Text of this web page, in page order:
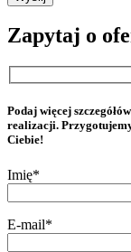
Zapytaj o
Podaj więcej
realizacji.
Ciebie!
Imię*
E-mail*